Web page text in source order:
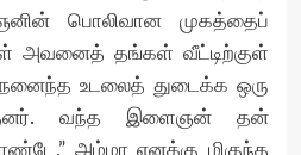
பொலிவான முகத்தைப்
அவனைத் தங்கள் வீட்டிற்குள்
உடலைத் துடைக்க ஒரு
வந்த இளைஞன் தன்
அம்மா எனக்கு மிகுந்த